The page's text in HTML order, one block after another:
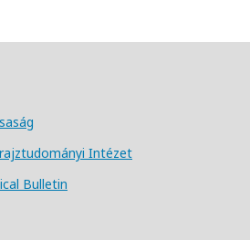
ság
Intézet
Bulletin